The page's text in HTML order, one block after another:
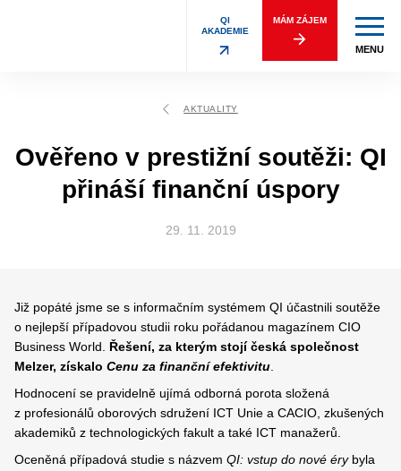
QI
AKADEMIE
MÁM ZÁJEM
MENU
AKTUALITY
Ověřeno v prestižní soutěži: QI
přináší finanční úspory
29. 11. 2019
Již popáté jsme se s informačním systémem QI účastnili soutěže
o nejlepší případovou studii roku pořádanou magazínem CIO
Business World. Řešení, za kterým stojí česká společnost
Melzer, získalo Cenu za finanční efektivitu
Hodnocení se pravidelně ujímá odborná porota složená
z profesionálů oborových sdružení ICT Unie a CACIO, zkušených
akademiků z technologických fakult a také ICT manažerů.
Oceněná případová studie s názvem QI: vstup do nové érybyla